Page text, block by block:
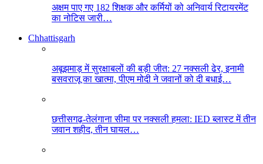
अक्षम पाए गए 182 शिक्षक और कर्मियों को अनिवार्य रिटायरमेंट
का नोटिस जारी…
Chhattisgarh
अबूझमाड़ में सुरक्षाबलों की बड़ी जीत: 27 नक्सली ढेर, इनामी
बसवराजू का खात्मा, पीएम मोदी ने जवानों को दी बधाई…
छत्तीसगढ़-तेलंगाना सीमा पर नक्सली हमला: IED ब्लास्ट में तीन
जवान शहीद, तीन घायल…